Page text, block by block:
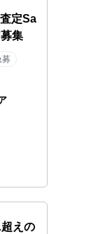
定Sa
集
募
えの